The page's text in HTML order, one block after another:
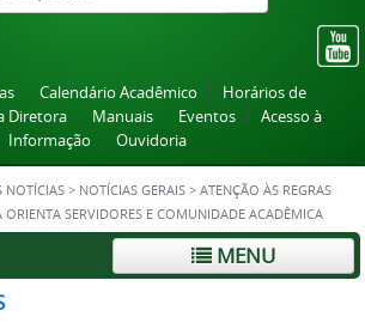
Canais
Calendário Acadêmico
Horários de
Diretora Manuais Eventos
Acesso à
Informação
Ouvidoria
NOTÍCIAS > NOTÍCIAS GERAIS > ATENÇÃO ÀS REGRAS
ORIENTA SERVIDORES E COMUNIDADE ACADÊMICA
MENU